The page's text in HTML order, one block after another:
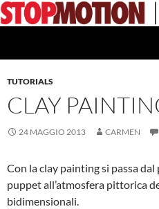
Vai
al
TUTORIALS
CLAY
24 MAGGIO 2013 CARMEN
Con la clay painting si passa
puppet all’atmosfera pittorica
bidimensionali.